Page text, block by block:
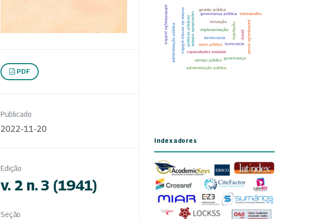
PDF
Publicado
2022-11-20
Edição
v. 2 n. 3 (1941)
Seção
Indexadores